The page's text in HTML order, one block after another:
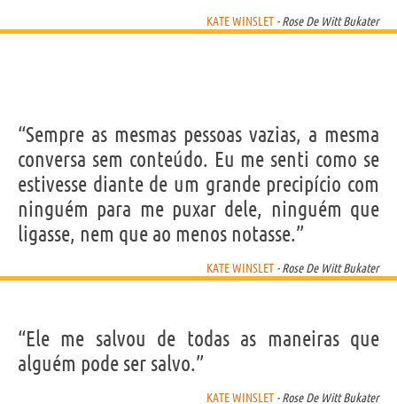
KATE WINSLET - Rose De Witt Bukater
“Sempre as mesmas pessoas vazias, a mesma
conversa sem conteúdo. Eu me senti como se
estivesse diante de um grande precipício com
ninguém para me puxar dele, ninguém que
ligasse, nem que ao menos notasse.”
KATE WINSLET - Rose De Witt Bukater
“Ele me salvou de todas as maneiras que
alguém pode ser salvo.”
KATE WINSLET - Rose De Witt Bukater